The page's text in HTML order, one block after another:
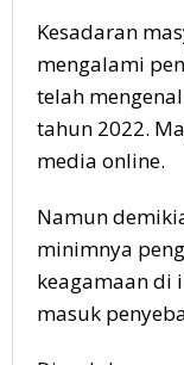
Kesadaran
mengalami
telah
tahun 2022.
media online.
Namun
minimnya
keagamaan di
masuk